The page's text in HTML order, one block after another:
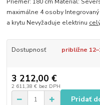
Priemer: 180 cm Materiál:
maximálne 4 osoby
a krytu Nevyžaduje elektrinu
Dostupnosť približne
3 212,00 €
2 611,38 € bez DPH
Pridať